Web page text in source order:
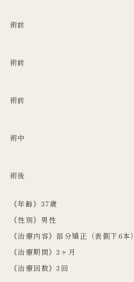
術前
術前
術前
術中
術後
《年齢》37歳
《性別》男性
《治療内容》部分矯正（表側下6本）
《治療期間》3ヶ月
《治療回数》3回